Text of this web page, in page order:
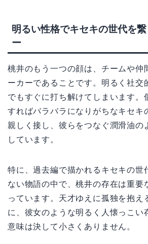
明るい性格でキセキの世代を
ー
桃井のもう一つの顔は、チームや仲
ーカーであることです。明るく社交
でもすぐに打ち解けてしまいます。
すればバラバラになりがちなキセキ
親しく接し、彼らをつなぐ潤滑油の
しています。
特に、過去編で描かれるキセキの世
ない物語の中で、桃井の存在は重要
っています。天才ゆえに孤独を抱え
に、彼女のような明るく人懐っこい
意味は決して小さくありません。